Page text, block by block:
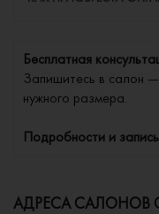
Бесплатная
Запишитесь в салон
нужного размера.
Подробности и
АДРЕСА САЛОНОВ